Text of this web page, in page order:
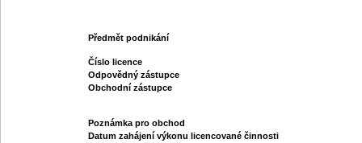
Předmět podnikání
Číslo licence
Odpovědný zástupce
Obchodní zástupce
Poznámka pro obchod
Datum zahájení výkonu licencované činnosti